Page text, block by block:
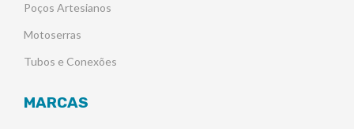
Poços Artesianos
Motoserras
Tubos e Conexões
MARCAS